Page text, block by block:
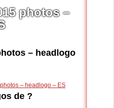
photos –
– headlogo
– headlogo – ES
de ?